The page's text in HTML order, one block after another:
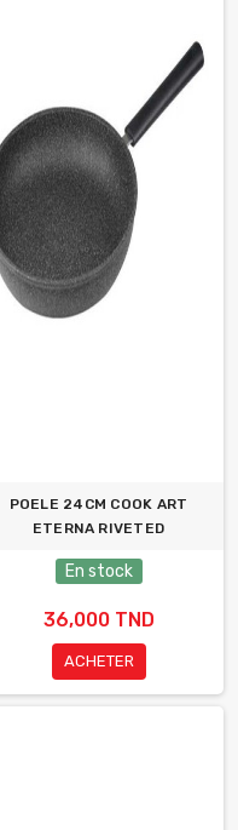
POELE 24CM COOK ART
ETERNA RIVETED
En stock
36,000 TND
ACHETER